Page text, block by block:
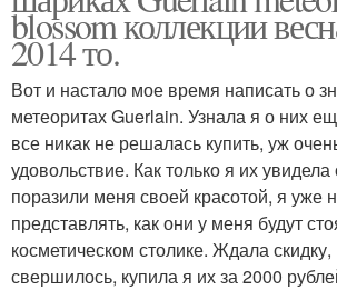
blossom коллекции
2014 то.
Вот и настало мое время написать о
метеоритах Guerlain. Узнала я о них
все никак не решалась купить, уж
удовольствие. Как только я их увидела
поразили меня своей красотой, я уже
представлять, как они у меня будут
косметическом столике. Ждала
свершилось, купила я их за 2000